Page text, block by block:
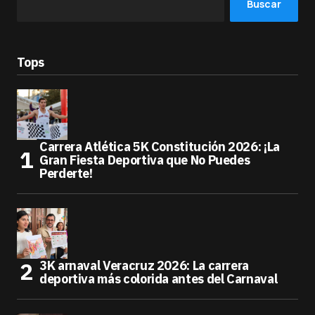
Buscar
Tops
Carrera Atlética 5K Constitución 2026: ¡La
Gran Fiesta Deportiva que No Puedes
Perderte!
3K arnaval Veracruz 2026: La carrera
deportiva más colorida antes del Carnaval